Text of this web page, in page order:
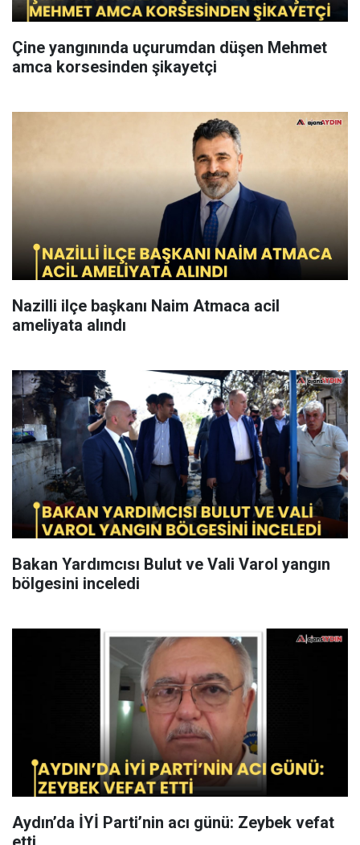
Çine yangınında uçurumdan düşen Mehmet
amca korsesinden şikayetçi
Nazilli ilçe başkanı Naim Atmaca acil
ameliyata alındı
Bakan Yardımcısı Bulut ve Vali Varol yangın
bölgesini inceledi
Aydın’da İYİ Parti’nin acı günü: Zeybek vefat